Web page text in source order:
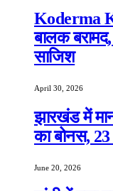
Koderma
बालक
साजिश
April 30, 2026
झारखंड में
का बोनस,
June 20, 2026